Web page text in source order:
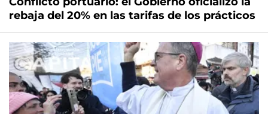
rebaja del 20% en las tarifas de los prácticos